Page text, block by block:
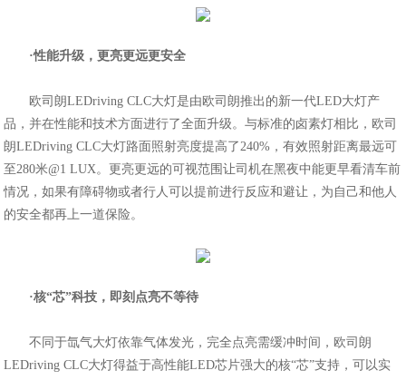
·性能升级， 更亮更远更安全
欧司朗LEDriving CLC大灯是由欧司朗推出的新一代LED大灯产
品，并在性能和技术方面进行了全面升级。与标准的卤素灯相比，欧司
朗LEDriving CLC大灯路面照射亮度提高了240%，有效照射距离最远可
至280米@1 LUX。更亮更远的可视范围让司机在黑夜中能更早看清车前
情况，如果有障碍物或者行人可以提前进行反应和避让，为自己和他人
的安全都再上一道保险。
·核“芯”科技，即刻点亮不等待
不同于氙气大灯依靠气体发光，完全点亮需缓冲时间，欧司朗
LEDriving CLC大灯得益于高性能LED芯片强大的核“芯”支持，可以实